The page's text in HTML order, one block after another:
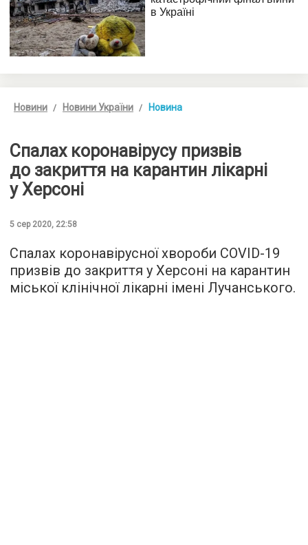
Новини Новини України Новина
Спалах коронавірусу призвів
до закриття на карантин лікарні
у Херсоні
5 сер 2020, 22:58
Спалах коронавірусної хвороби COVID-19
призвів до закриття у Херсоні на карантин
міської клінічної лікарні імені Лучанського.